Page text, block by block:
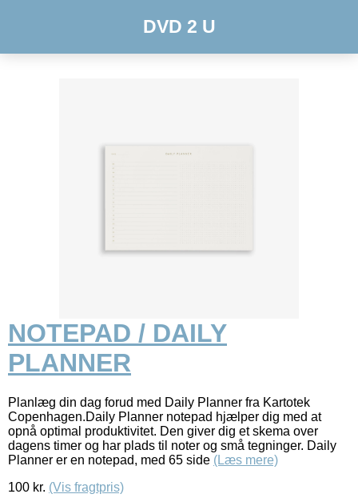
DVD 2 U
NOTEPAD / DAILY
PLANNER
Planlæg din dag forud med Daily Planner fra Kartotek
Copenhagen.Daily Planner notepad hjælper dig med at
opnå optimal produktivitet. Den giver dig et skema over
dagens timer og har plads til noter og små tegninger. Daily
Planner er en notepad, med 65 side (Læs mere)
100 kr. (Vis fragtpris)